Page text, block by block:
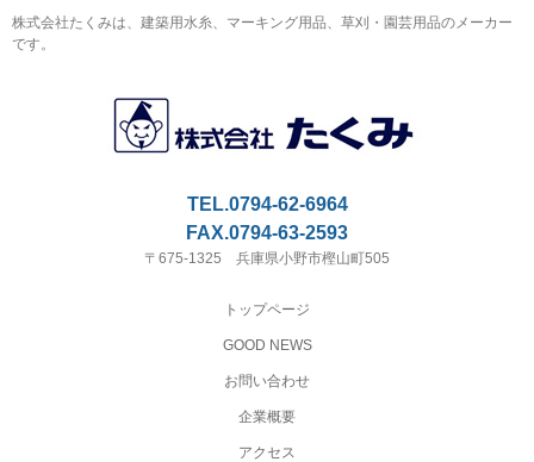
株式会社たくみは、建築用水糸、マーキング用品、草刈・園芸用品のメーカー
です。
TEL.0794-62-6964
FAX.0794-63-2593
〒675-1325 兵庫県小野市樫山町505
トップページ
GOOD NEWS
お問い合わせ
企業概要
アクセス